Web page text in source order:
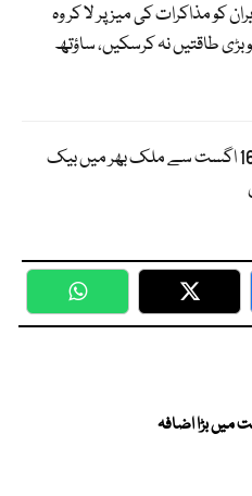
کو مذاکرات کی میز پر لا کر وہ
بڑی طاقتیں نہ کرسکیں، ساؤتھ
جماعت اسلامی کا 16 اگست سے ملک بھر میں بیک
WhatsApp Twitter